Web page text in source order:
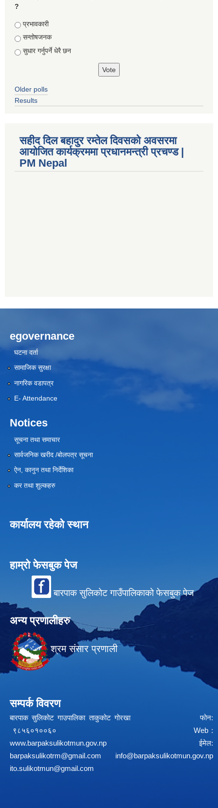
?
Choices
प्रभावकारी
सन्तोषजनक
सुधार गर्नुपर्ने धेरै छन
Older polls
Results
सहीद दिल बहादुर रम्तेल दिवसको अवसरमा
आयोजित कार्यक्रममा प्रधानमन्त्री प्रचण्ड |
PM Nepal
egovernance
घटना दर्ता
सामाजिक सुरक्षा
नागरिक वडापत्र
E- Attendance
Notices
सूचना तथा समाचार
सार्वजनिक खरीद /बोलपत्र सूचना
ऐन, कानुन तथा निर्देशिका
कर तथा शुल्कहरु
कार्यालय रहेको स्थान
हाम्रो फेसबुक पेज
बारपाक सुलिकोट गाउँपालिकाको फेसबुक पेज
अन्य प्रणालीहरु
श्रम संसार प्रणाली
सम्पर्क विवरण
बारपाक सुलिकोट गाउपालिका ताकुकोट गोरखा फोन:
९८५६०१००६० Web :
www.barpaksulikotmun.gov.np
ईमेल:
barpaksulikotrm@gmail.com
info@barpaksulikotmun.gov.np
ito.sulikotmun@gmail.com